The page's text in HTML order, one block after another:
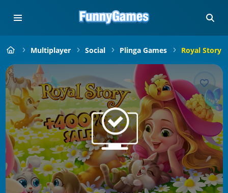
Multiplayer Social Plinga Games Royal Story